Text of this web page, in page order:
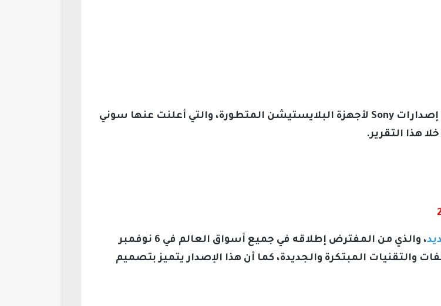
.. أخيرًا ظهرت أقوى إصدارات Sony لأجهزة البلايستيشن المتطورة، والتي أعلنت عنها سوني
هذا التقرير.
، والذي من المفترض إطلاقه في جميع أسواق العالم في 6 نوفمبر
والتقنيات المبتكرة والجديدة، كما أن هذا الإصدار يتميز بتصميم